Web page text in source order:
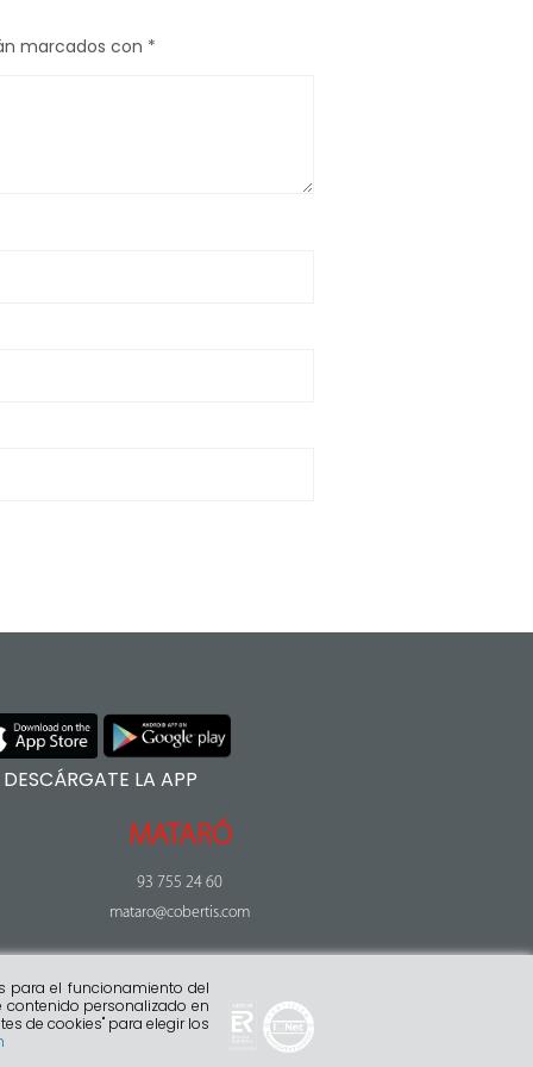
marcados con *
DESCÁRGATE LA APP
MATARÓ
93 755 24 60
mataro@cobertis.com
para el funcionamiento del
personalizado en
de cookies" para elegir los